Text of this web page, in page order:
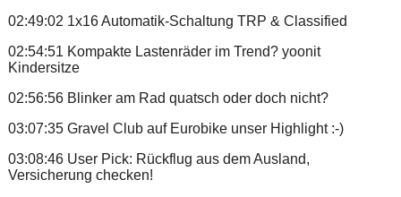
02:49:02 1x16 Automatik-Schaltung TRP & Classified
02:54:51 Kompakte Lastenräder im Trend? yoonit
Kindersitze
02:56:56 Blinker am Rad quatsch oder doch nicht?
03:07:35 Gravel Club auf Eurobike unser Highlight :-)
03:08:46 User Pick: Rückflug aus dem Ausland,
Versicherung checken!